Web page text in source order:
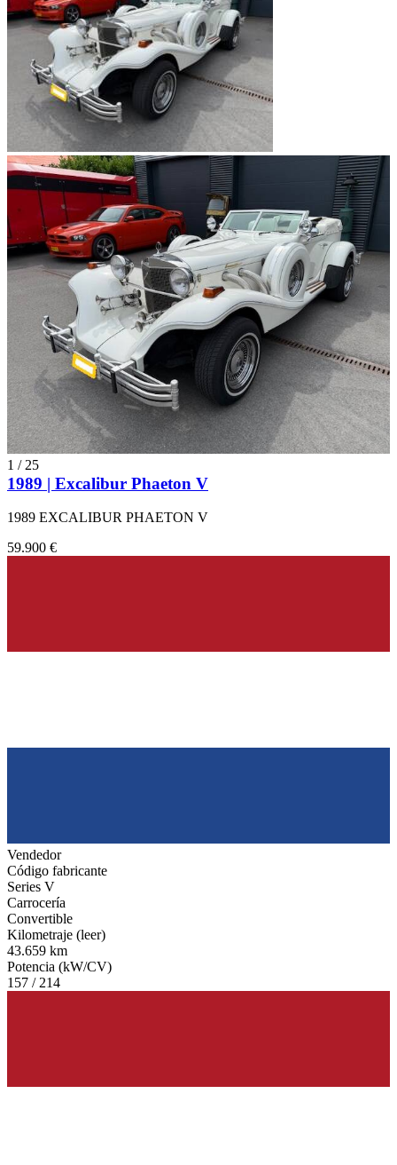
1 / 25
1989 | Excalibur Phaeton V
1989 EXCALIBUR PHAETON V
59.900 €
Vendedor
Código fabricante
Series V
Carrocería
Convertible
Kilometraje (leer)
43.659 km
Potencia (kW/CV)
157 / 214